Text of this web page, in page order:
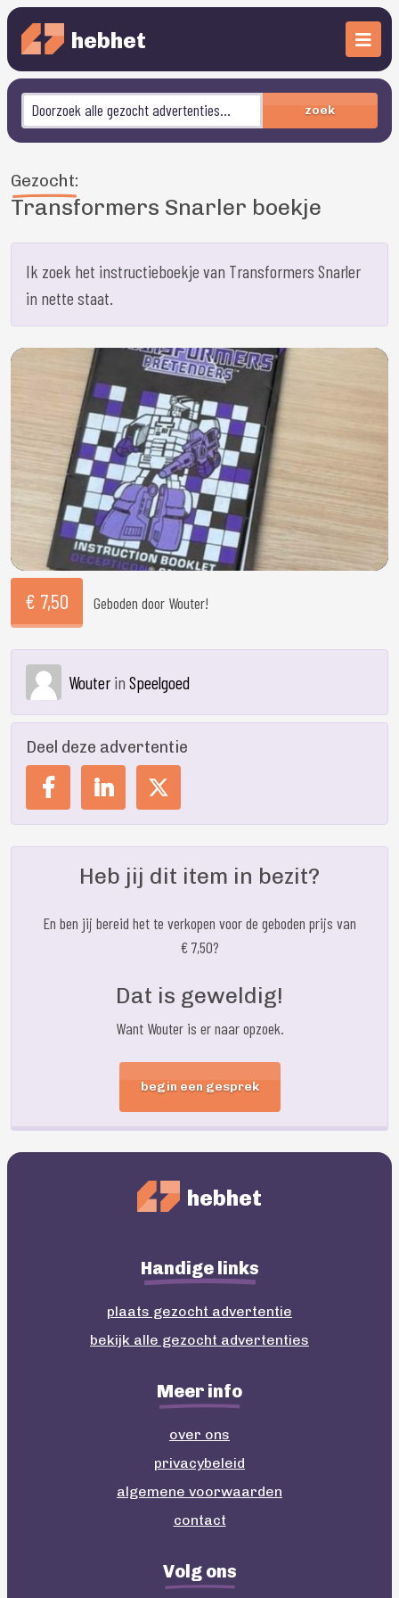
hebhet
zoek
Gezocht:
Transformers Snarler boekje
Ik zoek het instructieboekje van Transformers Snarler
in nette staat.
€ 7,50 Geboden door Wouter!
Wouter in Speelgoed
Deel deze advertentie
Heb jij dit item in bezit?
En ben jij bereid het te verkopen voor de geboden prijs van
€ 7,50?
Dat is geweldig!
Want Wouter is er naar opzoek.
begin een gesprek
hebhet
Handige links
plaats gezocht advertentie
bekijk alle gezocht advertenties
Meer info
over ons
privacybeleid
algemene voorwaarden
contact
Volg ons